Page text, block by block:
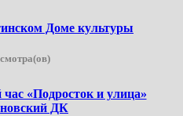
Доме культуры
«Подросток и улица»
ДК